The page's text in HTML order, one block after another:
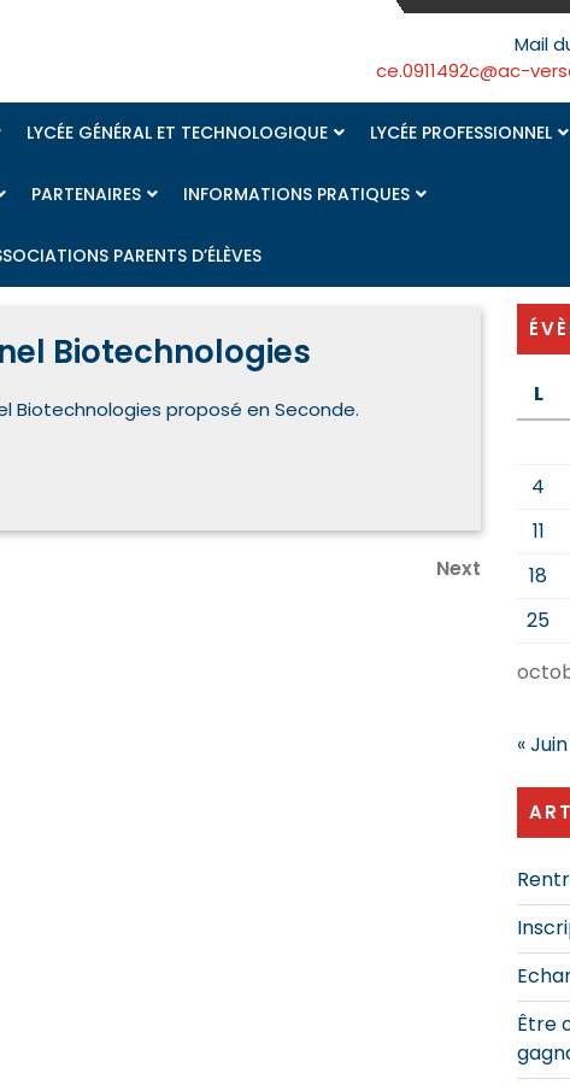
Mail
ce.0911492c@ac-
LYCÉE GÉNÉRAL ET TECHNOLOGIQUE LYCÉE PROFESSIONNEL
PARTENAIRES INFORMATIONS PRATIQUES
PARENTS D’ÉLÈVES
Biotechnologies
Biotechnologies proposé en Seconde.
Next
L
4
11
18
25
« Juin
Être